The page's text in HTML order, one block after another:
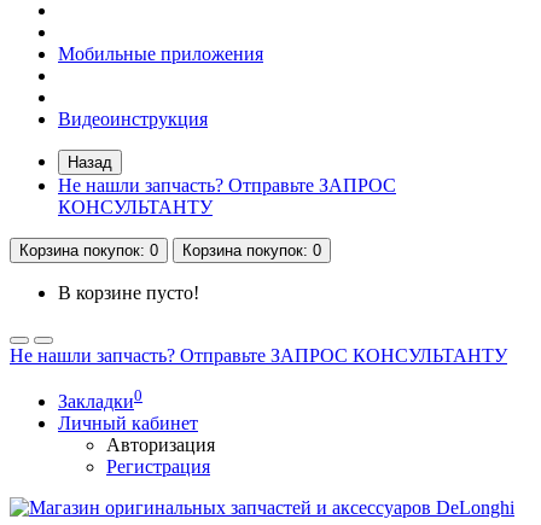
Мобильные приложения
Видеоинструкция
Назад
Не нашли запчасть? Отправьте ЗАПРОС
КОНСУЛЬТАНТУ
Корзинапокупок: 0 Корзинапокупок: 0
В корзине пусто!
Не нашли запчасть? Отправьте ЗАПРОС КОНСУЛЬТАНТУ
Закладки0
Личный кабинет
Авторизация
Регистрация